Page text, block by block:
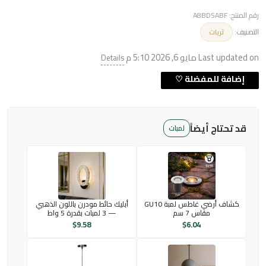
رقم المنتج:A8BD5ABF
التصنيف:
ثريات
Last updated on مايو 6, 2026 5:10 م Details
قد تحتاج أيضاً لمبات
كشاف أرضي غاطس لمبة GU10
مقاس 7 سم
$6.04
أبليك حائط مودرن باللون الذهبي
— 3 لمبات بقدرة 5 واط
$9.58